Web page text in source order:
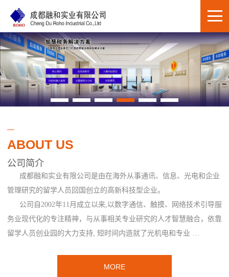
ABOUT US
公司简介
成都融和实业有限公司是由在海外从事通讯、信息、光电和企业
管理研究的留学人员回国创立的高新科技型企业。
公司自2002年11月成立以来,以数字通信、触摸、网络技术引导服
务业现代化的专注精神，与从事相关专业研究的人才智慧融合，依靠
留学人员创业园的大力支持, 短时间内造就了光机电和专业 …
MORE